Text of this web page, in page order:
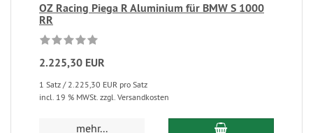
OZ Racing Piega R Aluminium für BMW S 1000
RR
2.225,30 EUR
1 Satz / 2.225,30 EUR pro Satz
incl. 19 % MWSt. zzgl. Versandkosten
mehr...